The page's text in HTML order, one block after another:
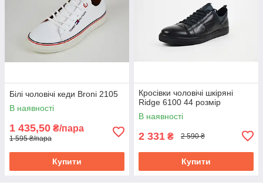
Білі чоловічі кеди Broni 2105
В наявності
1 435,50 ₴/пара
1 595 ₴/пара
Купити
Кросівки чоловічі шкіряні
Ridge 6100 44 розмір
В наявності
2 331 ₴ 2 590 ₴
Купити